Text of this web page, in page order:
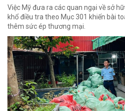
Việc Mỹ đưa ra các quan ngại về sở
khổ điều tra theo Mục 301 khiến bài
thêm sức ép thương mại.